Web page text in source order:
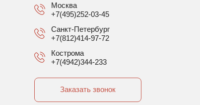
Москва
+7(495)252-03-45
Санкт-Петербург
+7(812)414-97-72
Кострома
+7(4942)344-233
Заказать звонок